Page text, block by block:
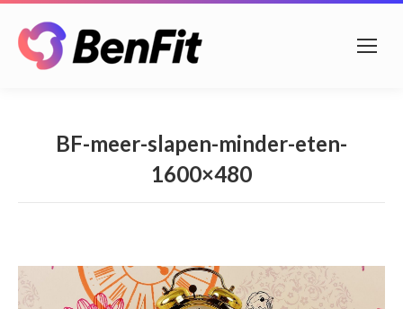
BF-meer-slapen-minder-eten-
1600×480